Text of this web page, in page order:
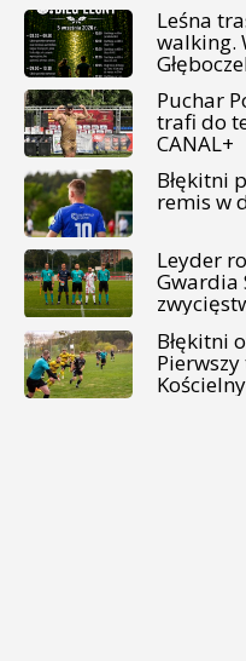
Leśna
walking.
Puchar
trafi do
CANAL+
Błękitni
remis w
Leyder
Gwardia
Błękitni
Pierwszy
Kościelny